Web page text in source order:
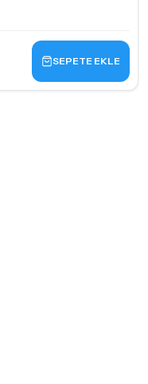
SEPETE EKLE